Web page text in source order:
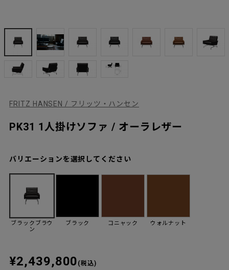
FRITZ HANSEN / フリッツ・ハンセン
PK31 1人掛けソファ / オーラレザー
バリエーションを選択してください
ブラックブラウ
ン
ブラック コニャック ウォルナット
¥2,439,800 (税込)